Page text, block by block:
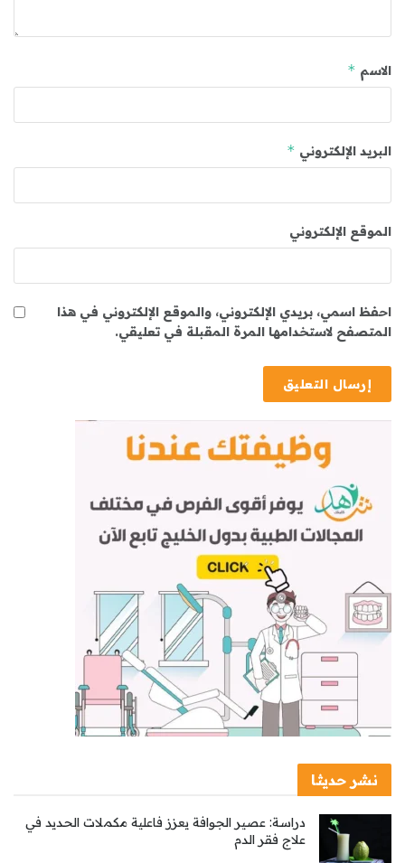
الاسم *
البريد الإلكتروني *
الموقع الإلكتروني
احفظ اسمي، بريدي الإلكتروني، والموقع الإلكتروني في هذا
المتصفح لاستخدامها المرة المقبلة في تعليقي.
نشر حديثا
دراسة: عصير الجوافة يعزز فاعلية مكملات الحديد في
علاج فقر الدم